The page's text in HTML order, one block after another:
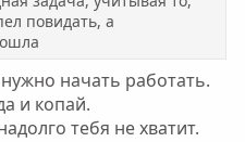
повидать, а
начать работать.
и копай.
тебя не хватит.